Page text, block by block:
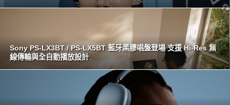
Sony PS-LX3BT / PS-LX5BT 藍牙黑膠唱盤登場 支援 Hi-Res 無
線傳輸與全自動播放設計